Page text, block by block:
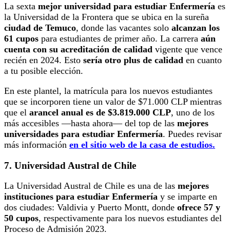
La sexta mejor universidad para estudiar Enfermería es
la Universidad de la Frontera que se ubica en la sureña
ciudad de Temuco, donde las vacantes solo alcanzan los
61 cupos para estudiantes de primer año. La carrera aún
cuenta con su acreditación de calidad vigente que vence
recién en 2024. Esto sería otro plus de calidad en cuanto
a tu posible elección.
En este plantel, la matrícula para los nuevos estudiantes
que se incorporen tiene un valor de $71.000 CLP mientras
que el arancel anual es de $3.819.000 CLP, uno de los
más accesibles —hasta ahora— del top de las mejores
universidades para estudiar Enfermería. Puedes revisar
más información en el sitio web de la casa de estudios.
7. Universidad Austral de Chile
La Universidad Austral de Chile es una de las mejores
instituciones para estudiar Enfermería y se imparte en
dos ciudades: Valdivia y Puerto Montt, donde ofrece 57 y
50 cupos, respectivamente para los nuevos estudiantes del
Proceso de Admisión 2023.